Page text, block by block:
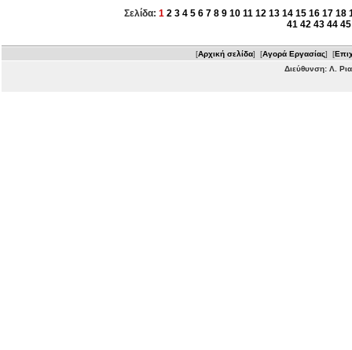
Σελίδα: 1 2 3 4 5 6 7 8 9 10 11 12 13 14 15 16 17 18
41 42 43 44 45
[Αρχική σελίδα] [Αγορά Εργασίας] [
Διεύθυνση: Λ.